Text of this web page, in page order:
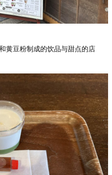
黄豆粉制成的饮品与甜点的店